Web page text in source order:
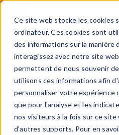
Ce site web stocke les cookies
ordinateur. Ces cookies sont
des informations sur la manière
interagissez avec notre site
permettent de nous souvenir
utilisons ces informations afin
personnaliser votre expérience
que pour l'analyse et les
nos visiteurs à la fois sur ce
d'autres supports. Pour en
Aller
principal